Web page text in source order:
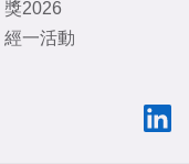
獎2026
經一活動